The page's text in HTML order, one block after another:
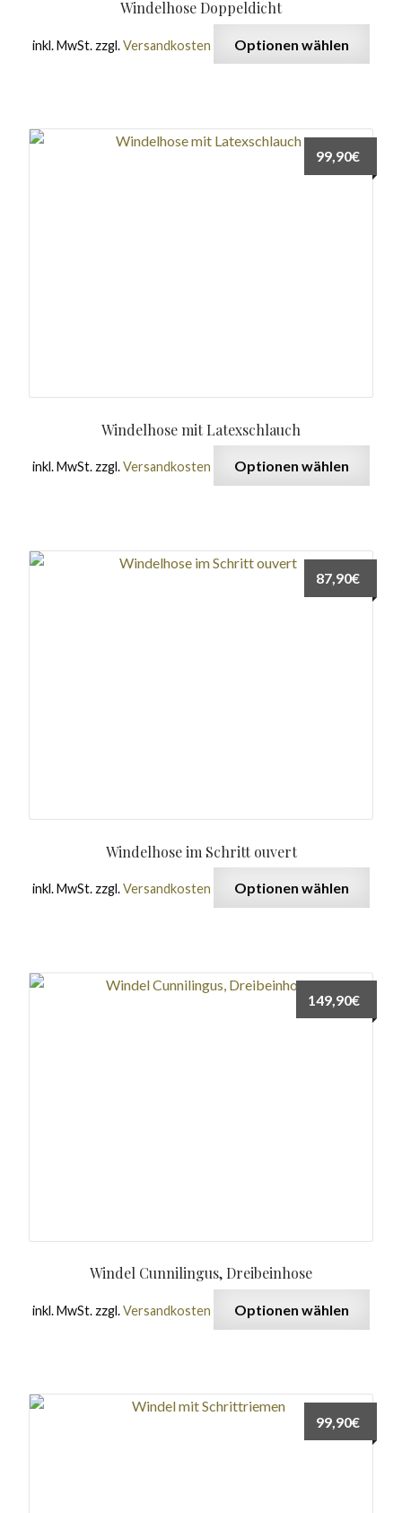
Windelhose Doppeldicht
inkl. MwSt. zzgl.Versandkosten Optionen wählen
Windelhose mit Latexschlauch
99,90€
inkl. MwSt. zzgl.Versandkosten Optionen wählen
Windelhose im Schritt ouvert
87,90€
inkl. MwSt. zzgl.Versandkosten Optionen wählen
Windel Cunnilingus, Dreibeinhose
149,90€
inkl. MwSt. zzgl.Versandkosten Optionen wählen
99,90€